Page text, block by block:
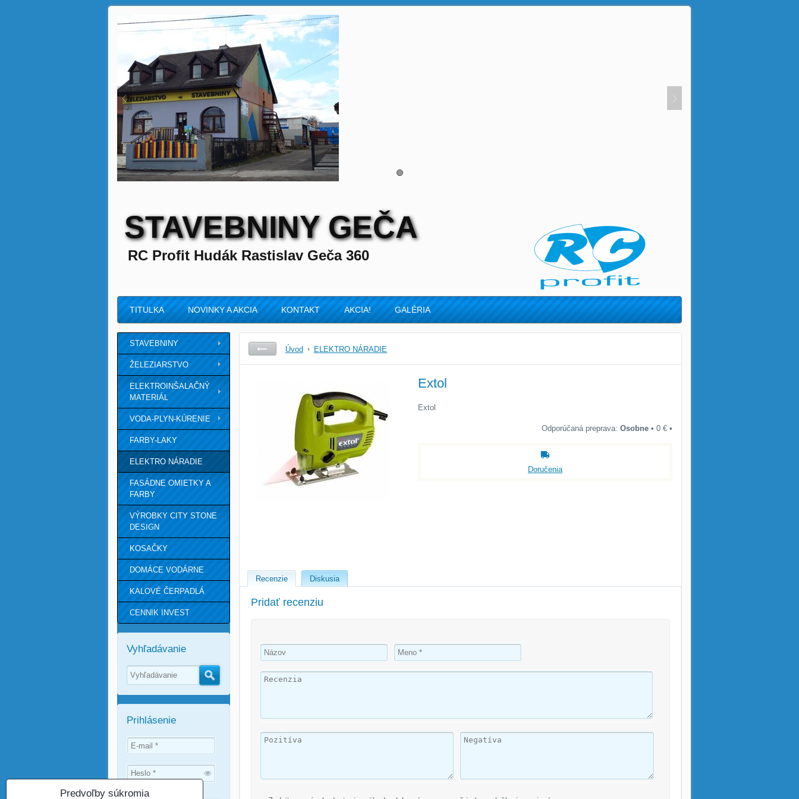
STAVEBNINY GEČA
RC Profit Hudák Rastislav Geča 360
TITULKA NOVINKY A AKCIA KONTAKT AKCIA! GALÉRIA
Úvod ELEKTRO NÁRADIE
Extol
Extol
Osobne • 0 € •
Doručenia
Recenzie Diskusia
Pridať recenziu
STAVEBNINY
ŽELEZIARSTVO
ELEKTROINŠALAČNÝ
MATERIÁL
VODA-PLYN-KÚRENIE
FARBY-LAKY
ELEKTRO NÁRADIE
FASÁDNE OMIETKY A
FARBY
VÝROBKY CITY STONE
DESIGN
KOSAČKY
DOMÁCE VODÁRNE
KALOVÉ ČERPADLÁ
CENNIK INVEST
Vyhľadávanie
Hľadať
Prihlásenie
Predvoľby súkromia